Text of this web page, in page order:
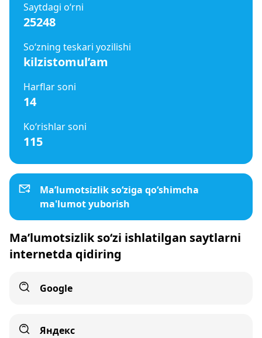
Saytdagi o‘rni
25248
So‘zning teskari yozilishi
kilzistomul’am
Harflar soni
14
Ko‘rishlar soni
115
Ma’lumotsizlik so‘ziga qo‘shimcha
ma'lumot yuborish
Ma’lumotsizlik so‘zi ishlatilgan saytlarni
internetda qidiring
Google
Яндекс